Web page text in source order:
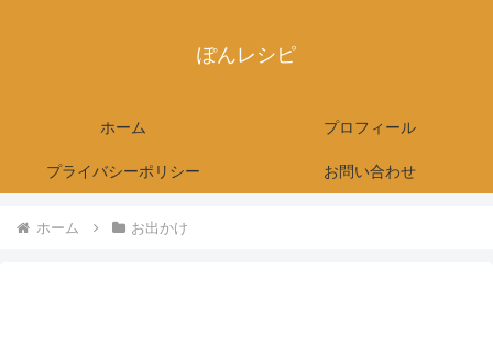
ぽんレシピ
ホーム プロフィール
プライバシーポリシー お問い合わせ
ホーム お出かけ